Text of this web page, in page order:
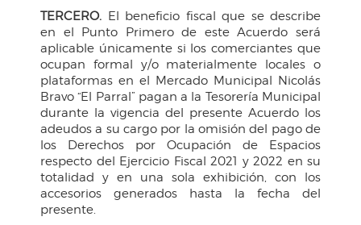
TERCERO. El beneficio fiscal que se describe
en el Punto Primero de este Acuerdo será
aplicable únicamente si los comerciantes que
ocupan formal y/o materialmente locales o
plataformas en el Mercado Municipal Nicolás
Bravo “El Parral” pagan a la Tesorería Municipal
durante la vigencia del presente Acuerdo los
adeudos a su cargo por la omisión del pago de
los Derechos por Ocupación de Espacios
respecto del Ejercicio Fiscal 2021 y 2022 en su
totalidad y en una sola exhibición, con los
accesorios generados hasta la fecha del
presente.